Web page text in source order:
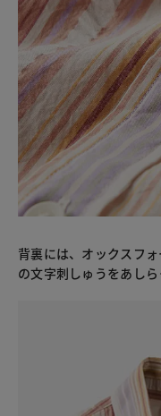
背裏には、オックスフォ
の文字刺しゅうをあしら